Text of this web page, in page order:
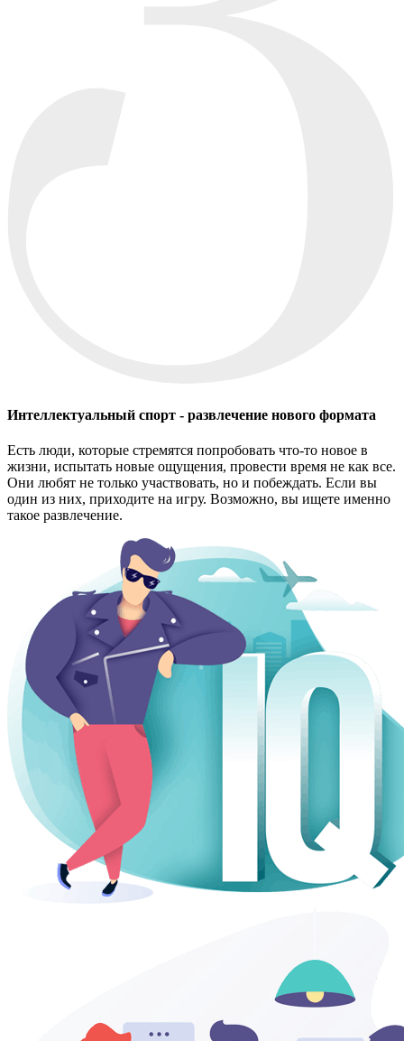
Интеллектуальный спорт - развлечение нового формата
Есть люди, которые стремятся попробовать что-то новое в
жизни, испытать новые ощущения, провести время не как все.
Они любят не только участвовать, но и побеждать. Если вы
один из них, приходите на игру. Возможно, вы ищете именно
такое развлечение.